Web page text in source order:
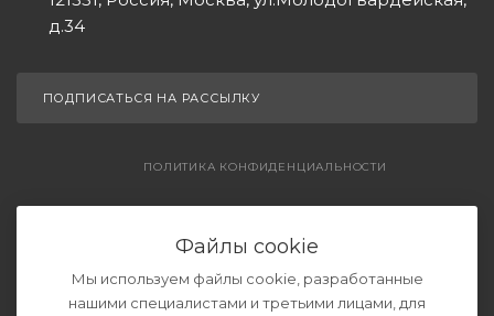
д.34
ПОДПИСАТЬСЯ НА РАССЫЛКУ
ПОЛИТИКА КОНФИДЕНЦИАЛЬНОСТИ
Файлы cookie
Мы используем файлы cookie, разработанные
нашими специалистами и третьими лицами, для